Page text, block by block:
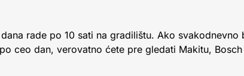
rade po 10 sati na gradilištu. Ako svakodnevno
ceo dan, verovatno ćete pre gledati Makitu,